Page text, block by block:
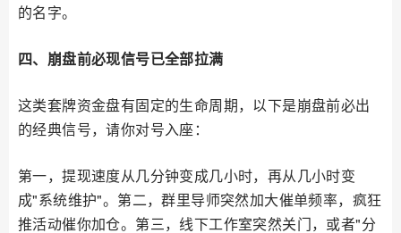
的名字。
四、崩盘前必现信号已全部拉满
这类套牌资金盘有固定的生命周期，以下是崩盘前必出
的经典信号，请你对号入座：
第一，提现速度从几分钟变成几小时，再从几小时变
成"系统维护"。第二，群里导师突然加大催单频率，疯狂
推活动催你加仓。第三，线下工作室突然关门，或者"分